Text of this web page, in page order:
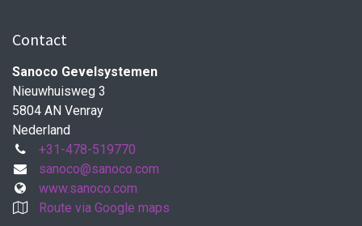
Contact
Sanoco Gevelsystemen
Nieuwhuisweg 3
5804 AN Venray
Nederland
+31-478-519770
sanoco@sanoco.com
www.sanoco.com
Route via Google maps